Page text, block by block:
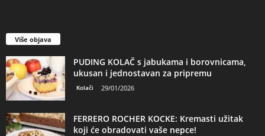
Više objava
PUDING KOLAČ s jabukama i borovnicama,
ukusan i jednostavan za pripremu
Kolači 29/01/2026
FERRERO ROCHER KOCKE: Kremasti užitak
koji će obradovati vaše nepce!